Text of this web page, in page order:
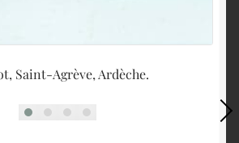
Saint-Agrève, Ardèche.